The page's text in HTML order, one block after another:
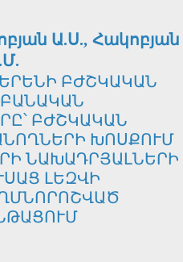
Ա.Ս., Հակոբյան
ԲԺՇԿԱԿԱՆ
ԲԺՇԿԱԿԱՆ
ԽՈՍՔՈՒՄ
ՆԱԽԱԴՐՅԱԼՆԵՐԻ
ԼԵԶՎԻ